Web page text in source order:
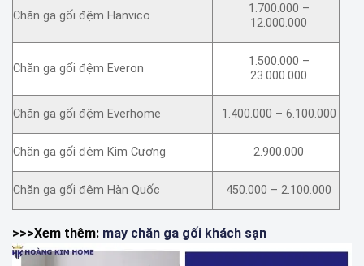
Chăn ga gối đệm Hanvico
1.700.000 –
12.000.000
Chăn ga gối đệm Everon
1.500.000 –
23.000.000
Chăn ga gối đệm Everhome 1.400.000 – 6.100.000
Chăn ga gối đệm Kim Cương 2.900.000
Chăn ga gối đệm Hàn Quốc 450.000 – 2.100.000
>>>Xem thêm: may chăn ga gối khách sạn